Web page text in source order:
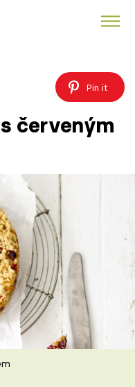
Pin it
červeným